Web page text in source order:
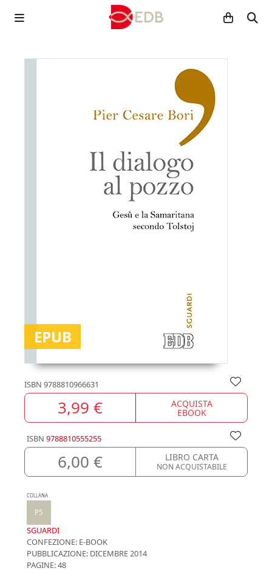
EPUB
ISBN 9788810966631
3,99 € ACQUISTA
EBOOK
ISBN 9788810555255
6,00 € LIBRO CARTA
NON ACQUISTABILE
COLLANA
P5
SGUARDI
CONFEZIONE: E-BOOK
PUBBLICAZIONE: DICEMBRE 2014
PAGINE: 48